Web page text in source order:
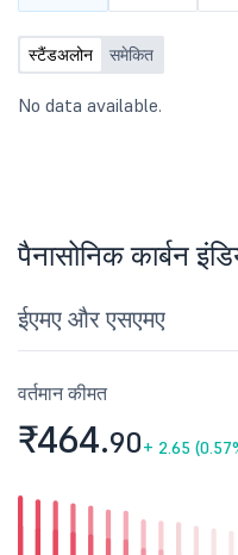
स्टैंडअलोन समेकित
No data available.
पैनासोनिक कार्बन
ईएमए और एसएमए
वर्तमान कीमत
₹464.90+ 2.65